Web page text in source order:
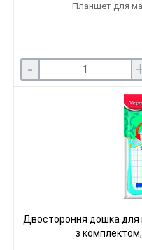
Планшет для
-
Двостороння дошка
з